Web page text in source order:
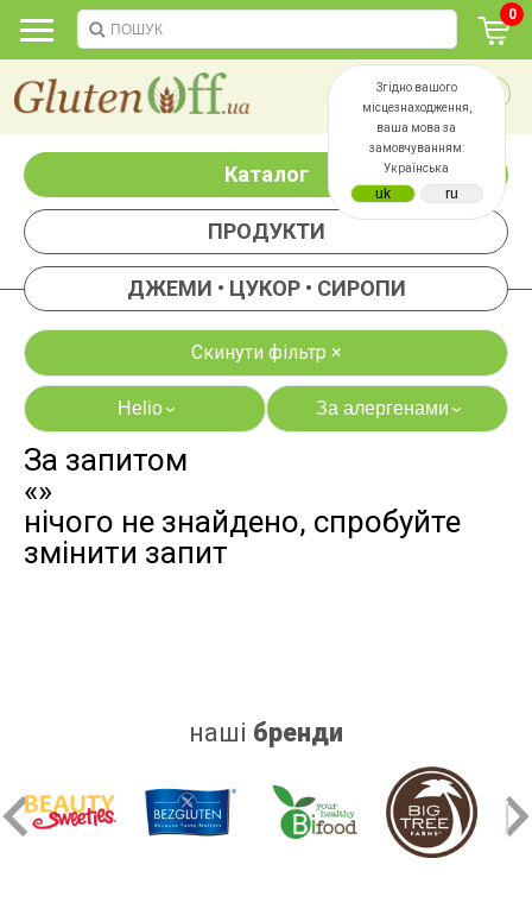
Згідно вашого
місцезнаходження,
ваша мова за
замовчуванням:
Українська
0
Каталог
ПРОДУКТИ
ДЖЕМИ • ЦУКОР • СИРОПИ
Скинути фільтр ×
Helio› За алергенами›
яєць
дріжджів
За запитом
«»
нічого не знайдено, спробуйте
змінити запит
наші бренди